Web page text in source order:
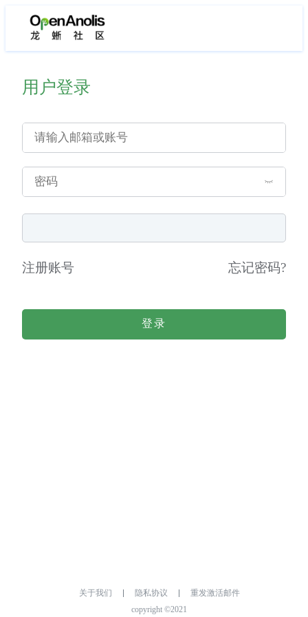
用户登录
注册账号 忘记密码?
登录
关于我们 隐私协议
重发激活邮件
copyright ©2021